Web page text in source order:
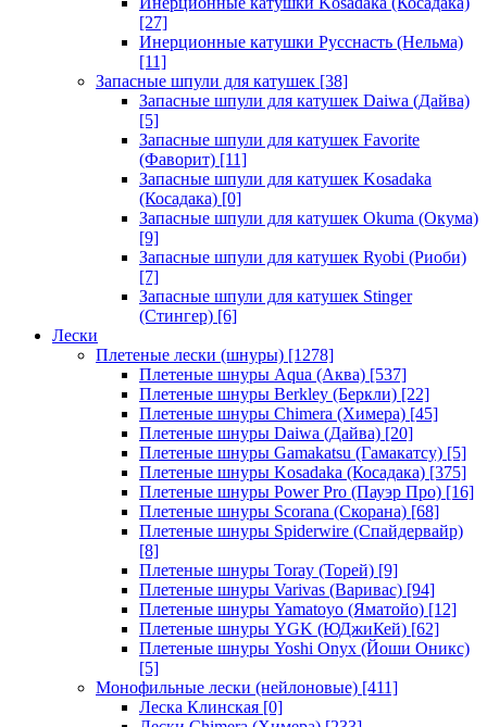
[27]
Инерционные катушки Русснасть (Нельма)
[11]
Запасные шпули для катушек [38]
Запасные шпули для катушек Daiwa (Дайва)
[5]
Запасные шпули для катушек Favorite
(Фаворит) [11]
Запасные шпули для катушек Kosadaka
(Косадака) [0]
Запасные шпули для катушек Okuma (Окума)
[9]
Запасные шпули для катушек Ryobi (Риоби)
[7]
Запасные шпули для катушек Stinger
(Стингер) [6]
Лески
Плетеные лески (шнуры) [1278]
Плетеные шнуры Aqua (Аква) [537]
Плетеные шнуры Berkley (Беркли) [22]
Плетеные шнуры Chimera (Химера) [45]
Плетеные шнуры Daiwa (Дайва) [20]
Плетеные шнуры Gamakatsu (Гамакатсу) [5]
Плетеные шнуры Kosadaka (Косадака) [375]
Плетеные шнуры Power Pro (Пауэр Про) [16]
Плетеные шнуры Scorana (Скорана) [68]
Плетеные шнуры Spiderwire (Спайдервайр)
[8]
Плетеные шнуры Toray (Торей) [9]
Плетеные шнуры Varivas (Варивас) [94]
Плетеные шнуры Yamatoyo (Яматойо) [12]
Плетеные шнуры YGK (ЮДжиКей) [62]
Плетеные шнуры Yoshi Onyx (Йоши Оникс)
[5]
Монофильные лески (нейлоновые) [411]
Леска Клинская [0]